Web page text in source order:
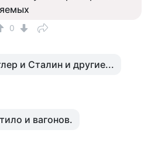
0
и Сталин и другие...
и вагонов.